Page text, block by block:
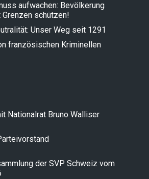
aufwachen: Bevölkerung
schützen!
Unser Weg seit 1291
französischen Kriminellen
Nationalrat Bruno Walliser
der SVP Schweiz vom